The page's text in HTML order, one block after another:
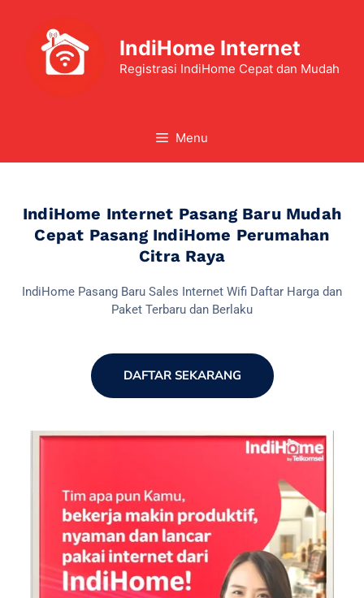
IndiHome Internet
Registrasi IndiHome Cepat dan Mudah
Menu
IndiHome Internet Pasang Baru Mudah
Cepat Pasang IndiHome Perumahan
Citra Raya
IndiHome Pasang Baru Sales Internet Wifi Daftar Harga dan
Paket Terbaru dan Berlaku
DAFTAR SEKARANG